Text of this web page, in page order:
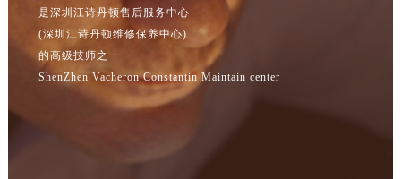
(深圳江诗丹顿维修保养中心)
的高级技师之一
ShenZhen Vacheron Constantin Maintain center